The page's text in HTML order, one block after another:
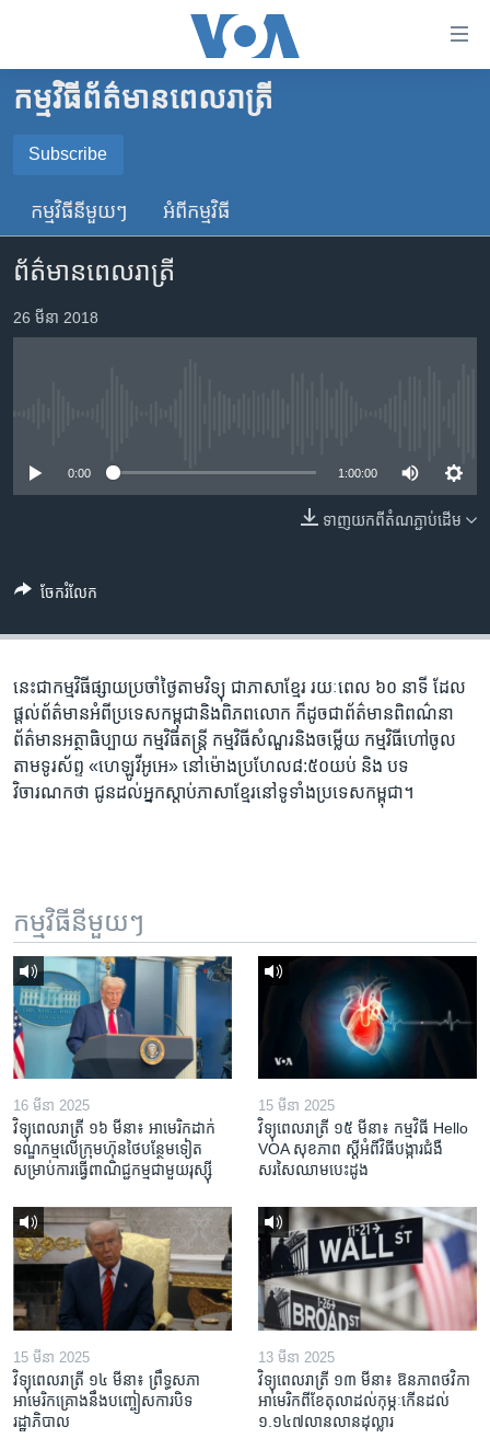
គេហទំព័រ​
ទាក់ទង
រំលង​
ទំព័រ​
ព័ត៌មាន​​
តែ​
ម្តង
រចនា
ចូល​
ស្វែង​
កម្ពុជា
អន្តរជាតិ
ចិន
ហេឡូវីអូអេ
កម្ពុជាច្នៃប្រតិដ្ឋ
កម្មវិធីទាំងអស់
បណ្តាញ​សង្គម
ភាសា
កម្មវិធី​ព័ត៌មាន​ពេលរាត្រី
Subscribe
SUBSCRIBE
YouTube Music
កម្មវិធី​នីមួយៗ អំពី​កម្មវិធី​
ព័ត៌មានពេលរាត្រី
26 មីនា 2018
0:00 1:00:00
ទាញ​យក​ពី​តំណភ្ជាប់​ដើម
ចែករំលែក
នេះ​ជា​កម្ម​វិធី​ផ្សាយ​ប្រចាំ​ថ្ងៃ​តាម​វិទ្យុ ​ជាភាសា​ខ្មែរ​ រយៈ​ពេល​ ៦០​ នាទី ដែល​
ផ្តល់​ព័ត៌មាន​អំពី​ប្រទេស​កម្ពុជា​និង​ពិភព​លោក ​ក៏ដូច​ជា​ព័ត៌មាន​ពិពណ៌នា
ព័ត៌មាន​អត្ថា​ធិប្បាយ​ កម្ម​វិធី​តន្ត្រី ​កម្មវិធី​​សំណួរ​និង​ចម្លើយ​ កម្ម​វិធី​ហៅ​ចូល​
តាម​ទូរ​ស័ព្ទ «ហេឡូវីអូអេ» នៅ​ម៉ោង​​ប្រហែល​៨:៥០​យប់ ​និង បទ​
វិចារណកថា​ ជូន​ដល់​អ្នក​ស្តាប់​ភាសា​ខ្មែរ​នៅ​ទូទាំង​ប្រទេស​កម្ពុជា។
កម្មវិធី​នីមួយៗ
16 មីនា 2025
វិទ្យុពេលរាត្រី ១៦ មីនា៖ អាមេរិក​ដាក់​
ទណ្ឌកម្ម​លើ​ក្រុមហ៊ុន​ថៃ​បន្ថែម​ទៀត​
សម្រាប់​ការ​ធ្វើ​ពាណិជ្ជកម្ម​ជាមួយ​រុស្ស៊ី
15 មីនា 2025
វិទ្យុពេលរាត្រី ១៥ មីនា៖ កម្មវិធី ​Hello
VOA សុខភាព ស្ដី​អំពី​វិធី​បង្ការ​ជំងឺ​
សរសៃ​ឈាម​បេះដូង
15 មីនា 2025
វិទ្យុពេលរាត្រី ១៤ មីនា៖ ព្រឹទ្ធសភា
អាមេរិកគ្រោងនឹងបញ្ចៀសការបិទ
រដ្ឋាភិបាល
13 មីនា 2025
វិទ្យុពេលរាត្រី ១៣ មីនា៖ ឱនភាព​ថវិកា​
អាមេរិក​ពី​ខែ​តុលា​ដល់​កុម្ភៈ​កើន​ដល់​
១.១៤៧​លានលាន​ដុល្លារ